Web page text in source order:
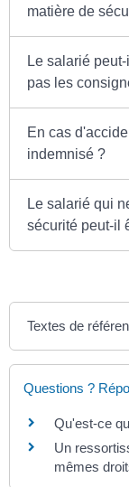
matière de
Le salarié
pas les
En cas
indemnisé ?
Le salarié qui
sécurité peut-il
Textes de
Questions ?
Qu'est-ce
Un
mêmes